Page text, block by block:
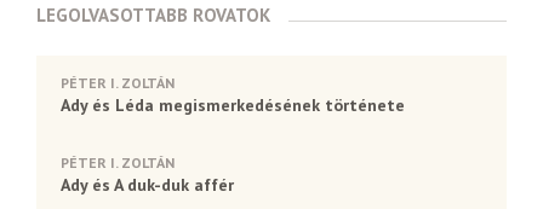
LEGOLVASOTTABB ROVATOK
PÉTER I. ZOLTÁN
Ady és Léda megismerkedésének története
PÉTER I. ZOLTÁN
Ady és A duk-duk affér